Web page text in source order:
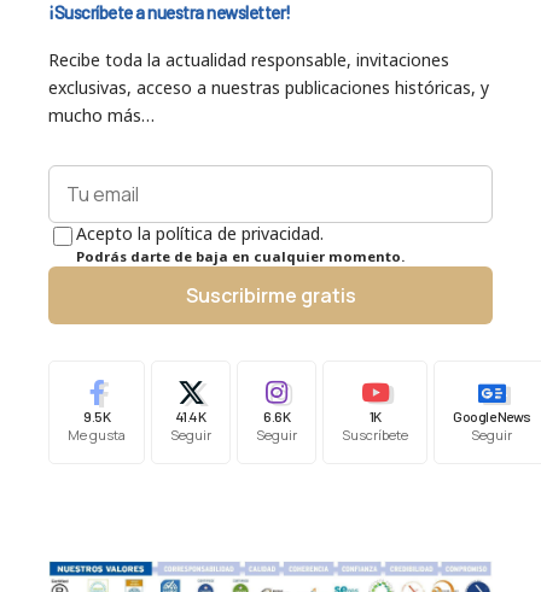
¡Suscríbete a nuestra newsletter!
Recibe toda la actualidad responsable, invitaciones
exclusivas, acceso a nuestras publicaciones históricas, y
mucho más…
Acepto la política de privacidad.
Podrás darte de baja en cualquier momento.
Suscribirme gratis
9.5K
Me gusta
41.4K
Seguir
6.6K
Seguir
1K
Suscríbete
Google News
Seguir